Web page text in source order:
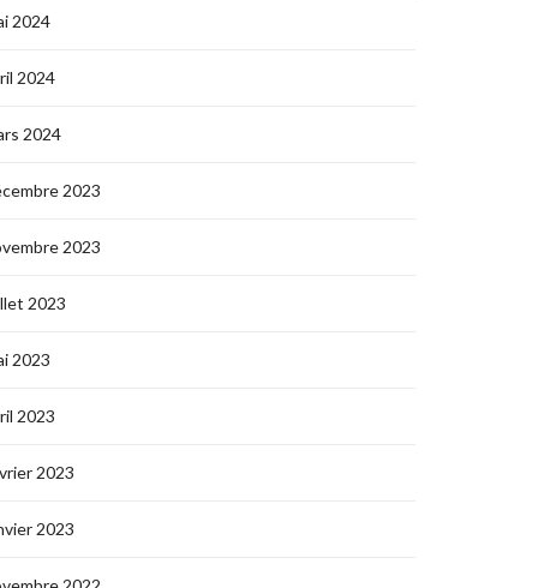
2024
2024
2024
2023
2023
2023
2023
2023
2023
2023